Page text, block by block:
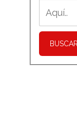
BUSCAR